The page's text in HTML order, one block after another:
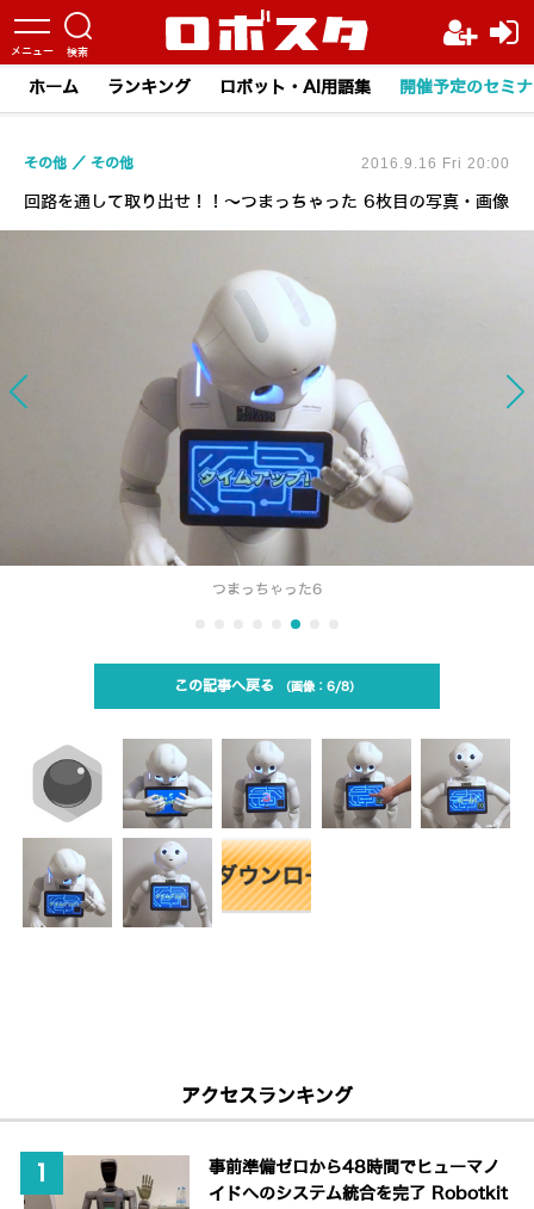
ホーム ランキング ロボット・AI用語集 開催予定のセミ
回路を通して取り出せ！！～つまっちゃった 6枚目の写真・画像
その他 その他 2016.9.16 Fri 20:00
つまっちゃった6
この記事へ戻る 6/8
アクセスランキング
事前準備ゼロから48時間でヒューマノ
イドへのシステム統合を完了 Robotkit